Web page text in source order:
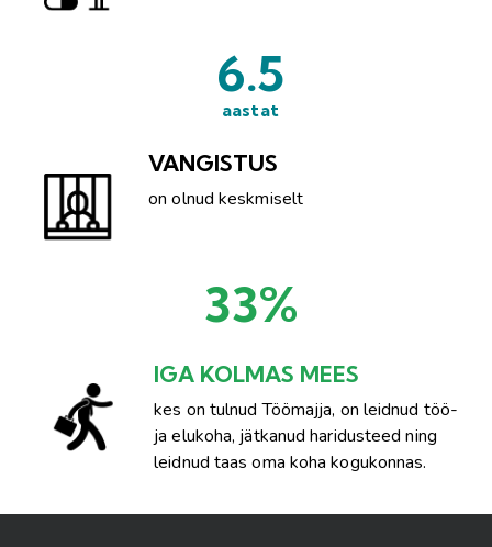
VANGISTUS
on olnud keskmiselt
aastat
6.5
IGA KOLMAS MEES
kes on tulnud Töömajja, on leidnud töö-
ja elukoha, jätkanud haridusteed ning
leidnud taas oma koha kogukonnas.
33%